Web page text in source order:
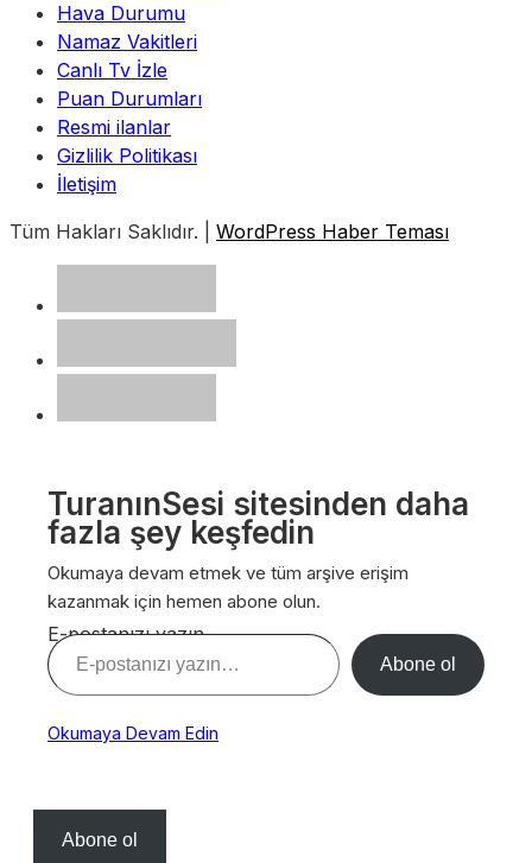
Hava Durumu
Namaz Vakitleri
Canlı Tv İzle
Puan Durumları
Resmi ilanlar
Gizlilik Politikası
İletişim
Tüm Hakları Saklıdır. | WordPress Haber Teması
TuranınSesi sitesinden daha
fazla şey keşfedin
Okumaya devam etmek ve tüm arşive erişim
kazanmak için hemen abone olun.
E-postanızı yazın…
Abone ol
Okumaya Devam Edin
Abone ol